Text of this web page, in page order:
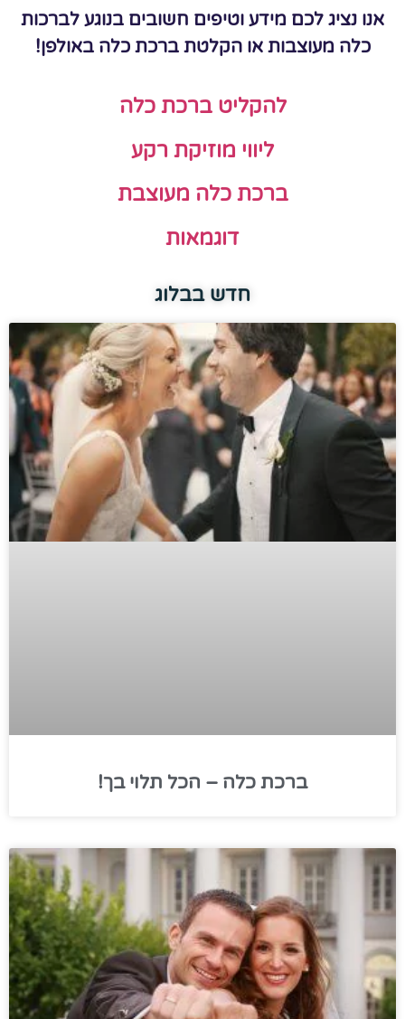
אנו נציג לכם מידע וטיפים חשובים בנוגע לברכות
כלה מעוצבות או הקלטת ברכת כלה באולפן!
להקליט ברכת כלה
ליווי מוזיקת רקע
ברכת כלה מעוצבת
דוגמאות
חדש בבלוג
ברכת כלה – הכל תלוי בך!